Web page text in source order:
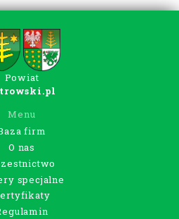
Powiat
Menu
firm
O nas
specjalne